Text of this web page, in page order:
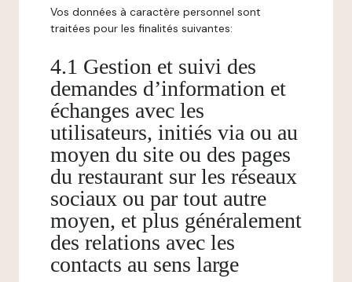
Vos données à caractère personnel sont
traitées pour les finalités suivantes:
4.1 Gestion et suivi des
demandes d’information et
échanges avec les
utilisateurs, initiés via ou au
moyen du site ou des pages
du restaurant sur les réseaux
sociaux ou par tout autre
moyen, et plus généralement
des relations avec les
contacts au sens large